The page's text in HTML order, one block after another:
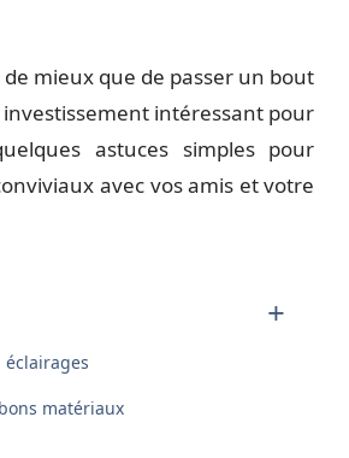
mieux que de passer un bout
intéressant pour
astuces simples pour
avec vos amis et votre
éclairages
matériaux